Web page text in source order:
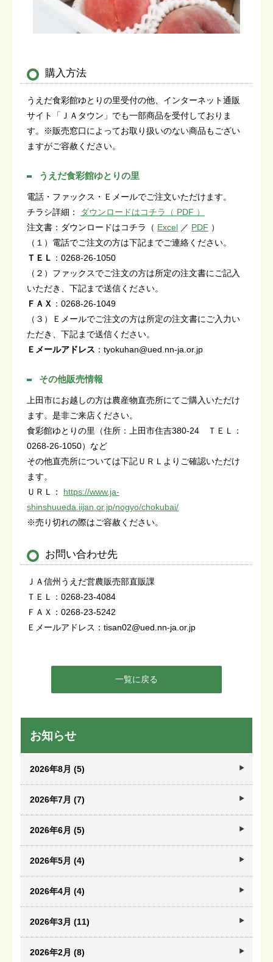
購入方法
うえだ食彩館ゆとりの里受付の他、インターネット通販
サイト「ＪＡタウン」でも一部商品を受付しておりま
す。※販売窓口によってお取り扱いのない商品もござい
ますがご容赦ください。
うえだ食彩館ゆとりの里
電話・ファックス・Ｅメールでご注文いただけます。
チラシ詳細：
ダウンロードはコチラ（ PDF ）
注文書：ダウンロードはコチラ（ Excel ／ PDF ）
（１）電話でご注文の方は下記までご連絡ください。
ＴＥＬ ：0268-26-1050
（２）ファックスでご注文の方は所定の注文書にご記入
いただき、下記まで送信ください。
ＦＡＸ ：0268-26-1049
（３）Ｅメールでご注文の方は所定の注文書にご入力い
ただき、下記まで送信ください。
Ｅメールアドレス ：tyokuhan@ued.nn-ja.or.jp
その他販売情報
上田市にお越しの方は農産物直売所にてご購入いただけ
ます。是非ご来店ください。
食彩館ゆとりの里（住所：上田市住吉380-24 ＴＥＬ：
0268-26-1050）など
その他直売所については下記ＵＲＬよりご確認いただけ
ます。
ＵＲＬ： https://www.ja-
shinshuueda.iijan.or.jp/nogyo/chokubai/
※売り切れの際はご容赦ください。
お問い合わせ先
ＪＡ信州うえだ営農販売部直販課
ＴＥＬ：0268-23-4084
ＦＡＸ：0268-23-5242
Ｅメールアドレス：tisan02@ued.nn-ja.or.jp
一覧に戻る
お知らせ
2026年8月 (5)
2026年7月 (7)
2026年6月 (5)
2026年5月 (4)
2026年4月 (4)
2026年3月 (11)
2026年2月 (8)